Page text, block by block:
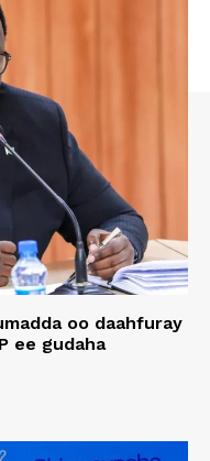
oo daahfuray
ee gudaha